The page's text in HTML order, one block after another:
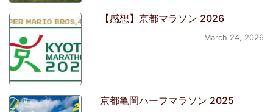
【感想】京都マラソン 2026
March 24, 2026
京都亀岡ハーフマラソン 2025